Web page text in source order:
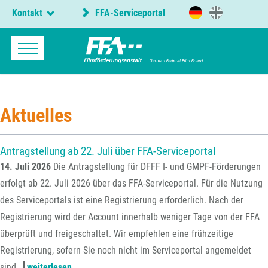
Kontakt FFA-Serviceportal
Aktuelles
Antragstellung ab 22. Juli über FFA-Serviceportal
14. Juli 2026 Die Antragstellung für DFFF I- und GMPF-Förderungen
erfolgt ab 22. Juli 2026 über das FFA-Serviceportal. Für die Nutzung
des Serviceportals ist eine Registrierung erforderlich. Nach der
Registrierung wird der Account innerhalb weniger Tage von der FFA
überprüft und freigeschaltet. Wir empfehlen eine frühzeitige
Registrierung, sofern Sie noch nicht im Serviceportal angemeldet